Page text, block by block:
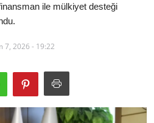
ile mülkiyet desteği
7, 2026 - 19:22